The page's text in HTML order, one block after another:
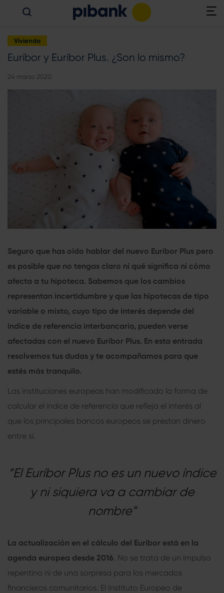
Vivienda
Euríbor y Euríbor Plus. ¿Son lo mismo?
24 marzo 2020
Seguro que has oído hablar del nuevo Euríbor Plus pero
es posible que no tengas claro ni qué significa ni cómo
afecta a tu hipoteca. Sabemos que los cambios
representan incertidumbre y que las hipotecas de tipo
variable o mixto, cuyo tipo de interés depende del
índice de referencia interbancario, pueden verse
afectadas con el nuevo Euríbor Plus. En esta entrada
resolvemos tus dudas y te acompañamos para que
estés más tranquilo.
Las instituciones europeas han modificado la forma de
calcular el índice de referencia que refleja el interés al
que los principales bancos europeos se prestan dinero
entre sí.
“El Euríbor Plus no es un nuevo índice
y ni siquiera va a cambiar de
nombre”
La actualización en el cálculo del Euríbor está en la
agenda europea desde 2016 . No se trata de un impulso
repentino ni de una sorpresa para los mercados
financieros comunitarios. El Instituto Europeo de